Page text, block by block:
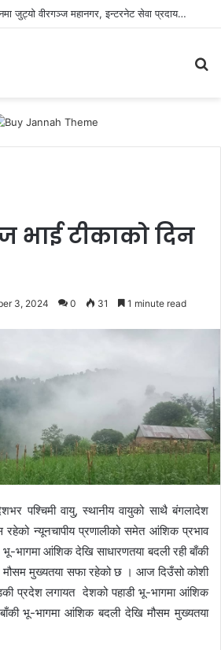
अव्यवस्थित तार व्यवस्थापनमा जुट्यो वीरगञ्ज महानगर, इन्टरनेट सेवा प्रदायकलाई छलफलमा बोलाइयो
टीकाको दिन
3, 2024 0 31 1 minute read
पश्चिमी वायु, स्थानीय वायुको साथै बंगलादेश
न्यूनचापीय प्रणालीको समेत आंशिक प्रभाव
भागमा आंशिक देखि साधारणतया बदली रही बाँकी
मुख्यतया सफा रहेको छ । आज दिउँसो कोशी
प्रदेश लगायत देशको पहाडी भू-भागमा आंशिक
भू-भागमा आंशिक बदली देखि मौसम मुख्यतया